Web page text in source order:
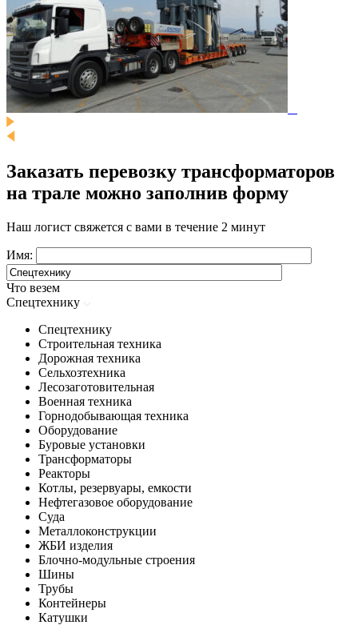
Заказать перевозку трансформаторов
на трале можно заполнив форму
Наш логист свяжется с вами в течение 2 минут
Имя:
Что везем
Спецтехнику
Спецтехнику
Строительная техника
Дорожная техника
Сельхозтехника
Лесозаготовительная
Военная техника
Горнодобывающая техника
Оборудование
Буровые установки
Трансформаторы
Реакторы
Котлы, резервуары, емкости
Нефтегазовое оборудование
Cуда
Металлоконструкции
ЖБИ изделия
Блочно-модульные строения
Шины
Трубы
Контейнеры
Катушки